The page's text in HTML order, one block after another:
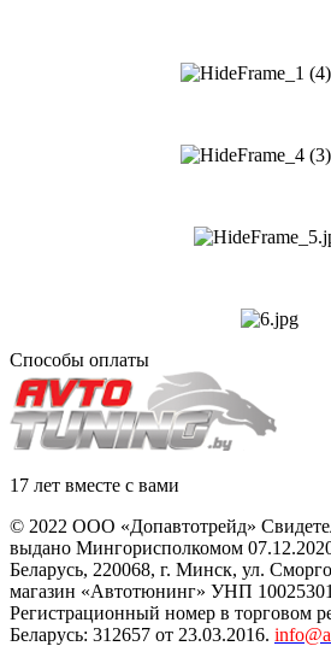
Способы оплаты
17 лет вместе с вами
© 2022 ООО «Допавтотрейд»
выдано Мингорисполкомом
Беларусь, 220068, г. Минск, ул.
магазин «Автотюнинг» УНП
Регистрационный номер в торговом
Беларусь: 312657 от 23.03.2016.